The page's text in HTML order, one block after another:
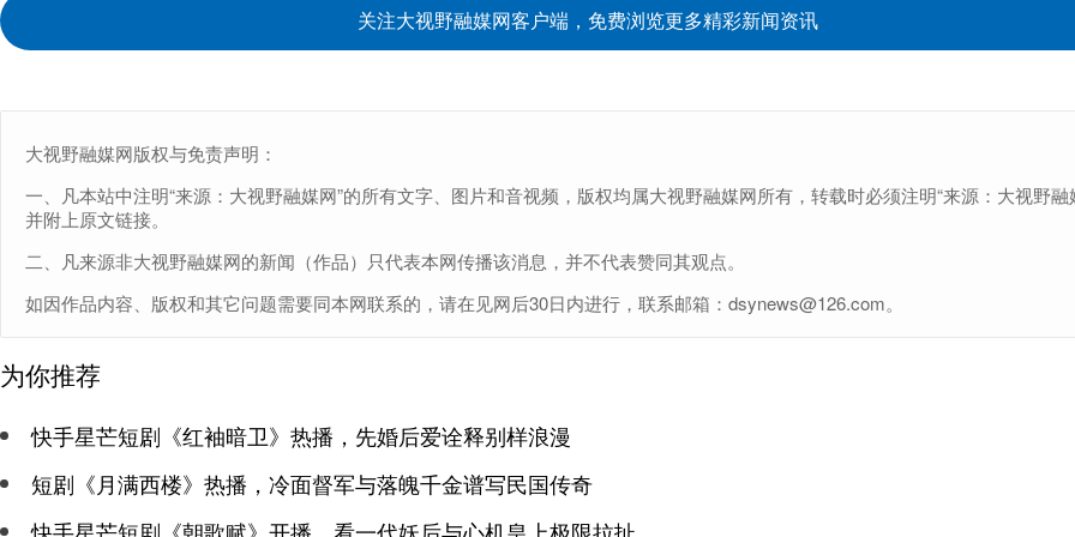
关注大视野融媒网客户端，免费浏览更多精彩新闻资讯
大视野融媒网版权与免责声明：
一、凡本站中注明“来源：大视野融媒网”的所有文字、图片和音视频，版权均属大视野融媒网所有，转载时必须注明“来源：大视野融
并附上原文链接。
二、凡来源非大视野融媒网的新闻（作品）只代表本网传播该消息，并不代表赞同其观点。
如因作品内容、版权和其它问题需要同本网联系的，请在见网后30日内进行，联系邮箱：dsynews@126.com。
为你推荐
快手星芒短剧《红袖暗卫》热播，先婚后爱诠释别样浪漫
短剧《月满西楼》热播，冷面督军与落魄千金谱写民国传奇